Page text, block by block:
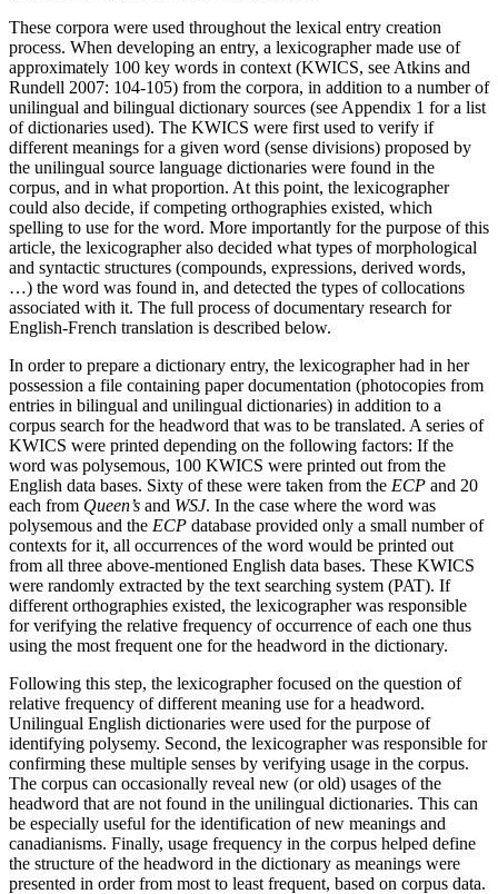
These corpora were used throughout the lexical entry creation
process. When developing an entry, a lexicographer made use of
approximately 100 key words in context (KWICS, see Atkins and
Rundell 2007: 104-105) from the corpora, in addition to a number of
unilingual and bilingual dictionary sources (see Appendix 1 for a list
of dictionaries used). The KWICS were first used to verify if
different meanings for a given word (sense divisions) proposed by
the unilingual source language dictionaries were found in the
corpus, and in what proportion. At this point, the lexicographer
could also decide, if competing orthographies existed, which
spelling to use for the word. More importantly for the purpose of this
article, the lexicographer also decided what types of morphological
and syntactic structures (compounds, expressions, derived words,
…) the word was found in, and detected the types of collocations
associated with it. The full process of documentary research for
English-French translation is described below.
In order to prepare a dictionary entry, the lexicographer had in her
possession a file containing paper documentation (photocopies from
entries in bilingual and unilingual dictionaries) in addition to a
corpus search for the headword that was to be translated. A series of
KWICS were printed depending on the following factors: If the
word was polysemous, 100 KWICS were printed out from the
English data bases. Sixty of these were taken from the ECP and 20
each from Queen’s and WSJ. In the case where the word was
polysemous and the ECP database provided only a small number of
contexts for it, all occurrences of the word would be printed out
from all three above-mentioned English data bases. These KWICS
were randomly extracted by the text searching system (PAT). If
different orthographies existed, the lexicographer was responsible
for verifying the relative frequency of occurrence of each one thus
using the most frequent one for the headword in the dictionary.
Following this step, the lexicographer focused on the question of
relative frequency of different meaning use for a headword.
Unilingual English dictionaries were used for the purpose of
identifying polysemy. Second, the lexicographer was responsible for
confirming these multiple senses by verifying usage in the corpus.
The corpus can occasionally reveal new (or old) usages of the
headword that are not found in the unilingual dictionaries. This can
be especially useful for the identification of new meanings and
canadianisms. Finally, usage frequency in the corpus helped define
the structure of the headword in the dictionary as meanings were
presented in order from most to least frequent, based on corpus data.